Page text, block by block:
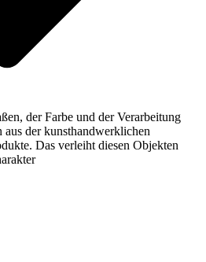
der Farbe und der Verarbeitung
aus der kunsthandwerklichen
Das verleiht diesen Objekten